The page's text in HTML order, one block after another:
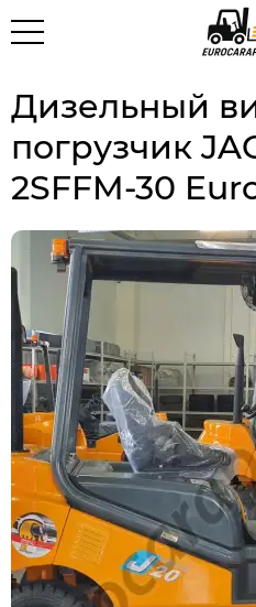
Дизельный
погрузчик
2SFFM-30